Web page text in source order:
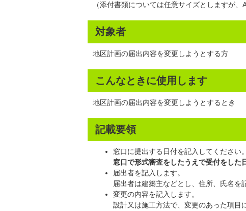
（添付書類については任意サイズとしますが
対象者
地区計画の届出内容を変更しようとする方
こんなときに使用します
地区計画の届出内容を変更しようとするとき
記載要領
窓口に提出する日付を記入してください。
窓口で形式審査をしたうえで受付をした
届出者を記入します。
届出者は建築主などとし、住所、氏名を
変更の内容を記入します。
設計又は施工方法で、変更のあった項目